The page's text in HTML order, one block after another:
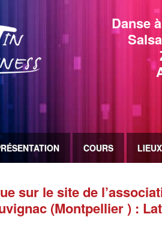
Danse
COURS LIEUX
sur le site de
(Montpellier ) :